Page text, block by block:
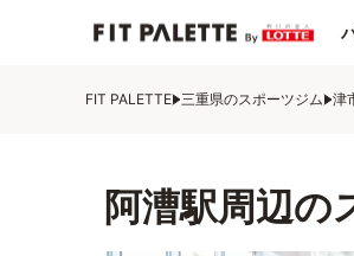
FIT PALETTE 三重県のスポーツジム 津
阿漕駅周辺の